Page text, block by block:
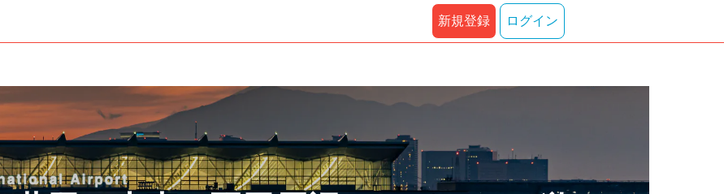
新規登録 ログイン